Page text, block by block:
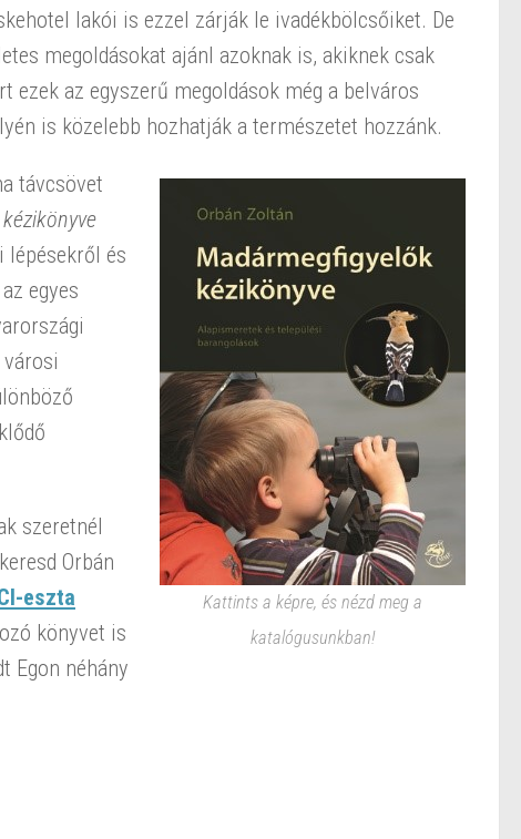
lakói is ezzel zárják le ivadékbölcsőiket. De
megoldásokat ajánl azoknak is, akiknek csak
az egyszerű megoldások még a belváros
is közelebb hozhatják a természetet hozzánk.
Kattints a képre, és nézd meg a
katalógusunkban!
távcsövet
lépésekről és
egyes
szeretnél
Orbán
eszta
könyvet is
Egon néhány